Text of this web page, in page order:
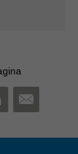
MAIL